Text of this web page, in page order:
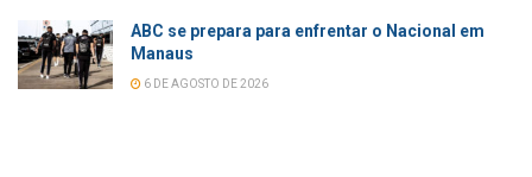
ABC se prepara para enfrentar o Nacional em
Manaus
6 DE AGOSTO DE 2026